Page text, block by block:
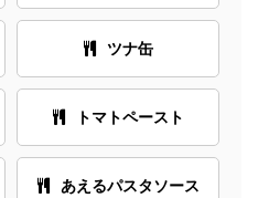
ツナ缶
トマトペースト
あえるパスタソース